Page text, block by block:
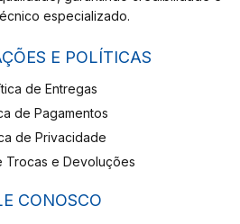
especializado.
E POLÍTICAS
de Entregas
de Pagamentos
de Privacidade
Trocas e Devoluções
CONOSCO